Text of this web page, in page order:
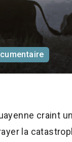
craint
la